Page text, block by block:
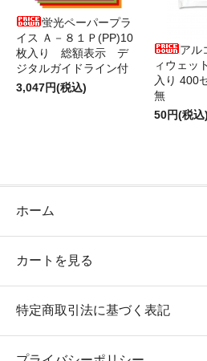
蛍光ペーパープラ
イス Ａ－８１Ｐ(PP)10
枚入り 総額表示 デ
ジタルガイドライン付
3,047円(税込)
アル
ィウェッ
入り 400
無
50円(税込)
ホーム
カートを見る
特定商取引法に基づく表記